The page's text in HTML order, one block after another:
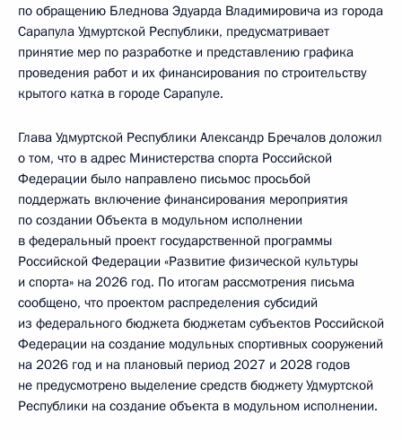
по обращению Бледнова Эдуарда Владимировича из города
Сарапула Удмуртской Республики, предусматривает
принятие мер по разработке и представлению графика
проведения работ и их финансирования по строительству
крытого катка в городе Сарапуле.
Глава Удмуртской Республики Александр Бречалов доложил
о том, что в адрес Министерства спорта Российской
Федерации было направлено письмос просьбой
поддержать включение финансирования мероприятия
по создании Объекта в модульном исполнении
в федеральный проект государственной программы
Российской Федерации «Развитие физической культуры
и спорта» на 2026 год. По итогам рассмотрения письма
сообщено, что проектом распределения субсидий
из федерального бюджета бюджетам субъектов Российской
Федерации на создание модульных спортивных сооружений
на 2026 год и на плановый период 2027 и 2028 годов
не предусмотрено выделение средств бюджету Удмуртской
Республики на создание объекта в модульном исполнении.